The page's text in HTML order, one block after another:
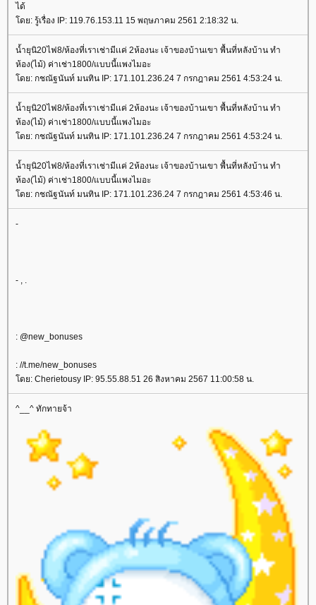
ได้
ดย: รู้เรื่อง IP: 119.76.153.11 15 พฤษภาคม 2561 2:18:32 น.
น้ำยุนิ20ไฟ8/ห้องที่เราเช่ามีเเค่ 2ห้องนะ เจ้าของบ้านเขา พื้นที่หลังบ้าน ทำ
ห้อง(ไม้) ค่าเช่า1800/แบบนี้แพงไมอะ
ดย: กชณัฐนันท์ มนทิน IP: 171.101.236.24 7 กรกฎาคม 2561 4:53:24 น.
น้ำยุนิ20ไฟ8/ห้องที่เราเช่ามีเเค่ 2ห้องนะ เจ้าของบ้านเขา พื้นที่หลังบ้าน ทำ
ห้อง(ไม้) ค่าเช่า1800/แบบนี้แพงไมอะ
ดย: กชณัฐนันท์ มนทิน IP: 171.101.236.24 7 กรกฎาคม 2561 4:53:24 น.
น้ำยุนิ20ไฟ8/ห้องที่เราเช่ามีเเค่ 2ห้องนะ เจ้าของบ้านเขา พื้นที่หลังบ้าน ทำ
ห้อง(ไม้) ค่าเช่า1800/แบบนี้แพงไมอะ
ดย: กชณัฐนันท์ มนทิน IP: 171.101.236.24 7 กรกฎาคม 2561 4:53:46 น.
-
- , .
: @new_bonuses
: //t.me/new_bonuses
ดย: Cherietousy IP: 95.55.88.51 26 สิงหาคม 2567 11:00:58 น.
^__^ ทักทายจ้า